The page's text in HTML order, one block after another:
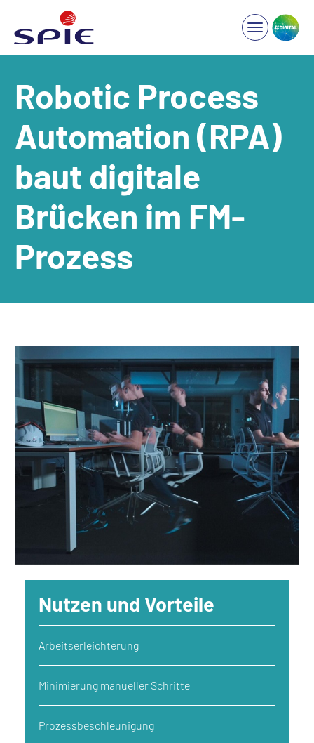
Robotic Process
Automation (RPA)
baut digitale
Brücken im FM-
Prozess
Nutzen und Vorteile
Arbeitserleichterung
Minimierung manueller Schritte
Prozessbeschleunigung